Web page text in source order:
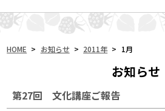
HOME > お知らせ > 2011年 > 1月
お知らせ
第27回 文化講座ご報告